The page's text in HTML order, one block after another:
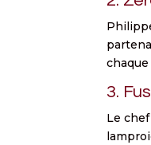
3.
Le